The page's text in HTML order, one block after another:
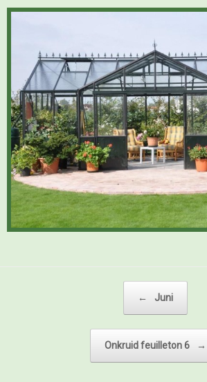
← Juni
Onkruid feuilleton 6 →